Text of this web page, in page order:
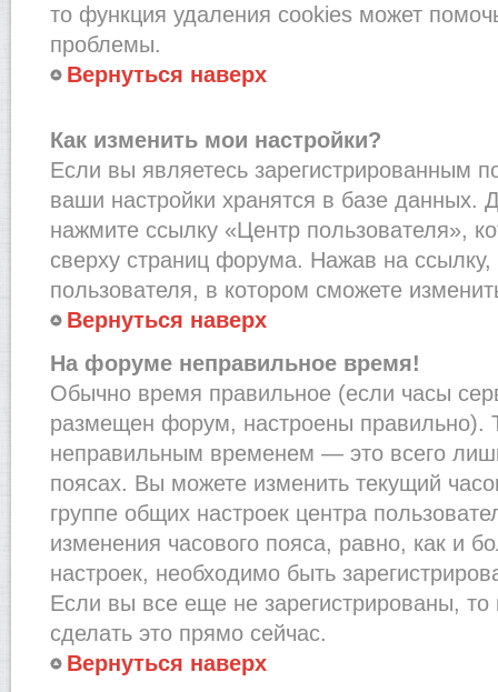
то функция удаления cookies может
проблемы.
Вернуться наверх
Как изменить мои настройки?
Если вы являетесь зарегистрированным
ваши настройки хранятся в базе данных.
нажмите ссылку «Центр пользователя»,
сверху страниц форума. Нажав на
пользователя, в котором сможете
Вернуться наверх
На форуме неправильное время!
Обычно время правильное (если часы
размещен форум, настроены правильно).
неправильным временем — это всего
поясах. Вы можете изменить текущий
группе общих настроек центра
изменения часового пояса, равно, как и
настроек, необходимо быть
Если вы все еще не зарегистрированы,
сделать это прямо сейчас.
Вернуться наверх